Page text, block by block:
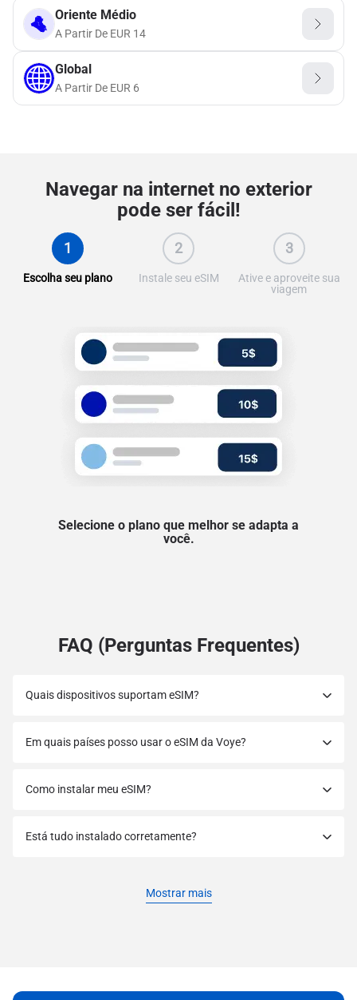
Oriente Médio
A Partir De EUR 14
Global
A Partir De EUR 6
Navegar na internet no exterior
pode ser fácil!
1
Escolha seu plano
2
Instale seu eSIM
3
Ative e aproveite sua
viagem
Selecione o plano que melhor se adapta a
você.
FAQ (Perguntas Frequentes)
Quais dispositivos suportam eSIM?
Em quais países posso usar o eSIM da Voye?
Como instalar meu eSIM?
Está tudo instalado corretamente?
Mostrar mais